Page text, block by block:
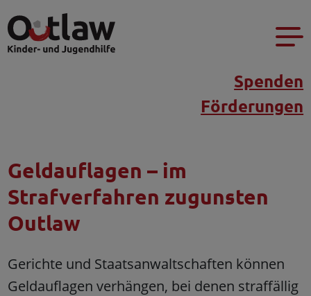
Spenden
Förderungen
Geldauflagen – im
Strafverfahren zugunsten
Outlaw
Gerichte und Staatsanwaltschaften können
Geldauflagen verhängen, bei denen straffällig